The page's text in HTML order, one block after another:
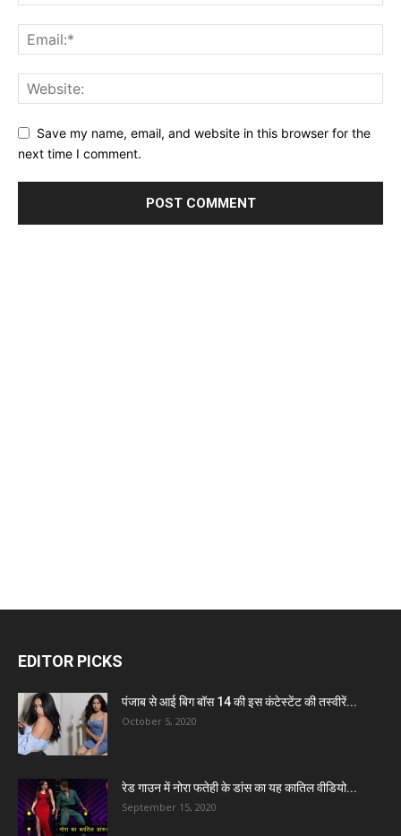
Save my name, email, and website in this browser for the
next time I comment.
EDITOR PICKS
पंजाब से आई बिग बॉस 14 की इस कंटेस्टेंट की तस्वीरें...
October 5, 2020
रेड गाउन में नोरा फतेही के डांस का यह कातिल वीडियो...
September 15, 2020